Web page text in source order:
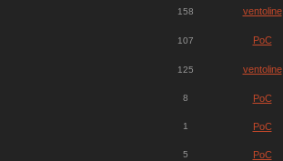
158 ventoline
107 PoC
125 ventoline
8 PoC
1 PoC
5 PoC